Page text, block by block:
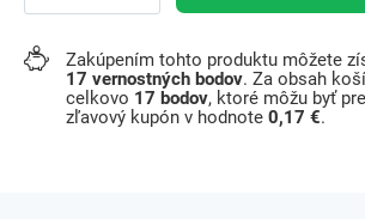
Zakúpením tohto produktu môžete
17 vernostných bodov. Za obsah
celkovo 17 bodov, ktoré môžu byť
zľavový kupón v hodnote 0,17 €.